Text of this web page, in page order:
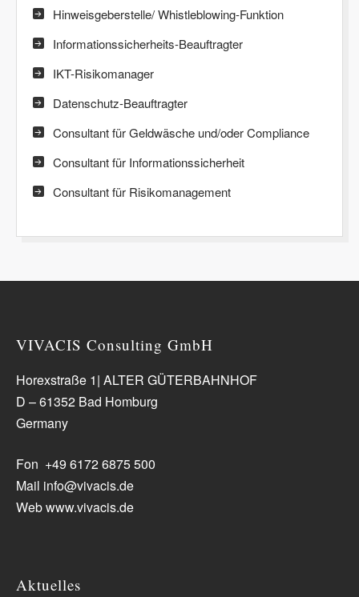
Hinweisgeberstelle/ Whistleblowing-Funktion
Informationssicherheits-Beauftragter
IKT-Risikomanager
Datenschutz-Beauftragter
Consultant für Geldwäsche und/oder Compliance
Consultant für Informationssicherheit
Consultant für Risikomanagement
VIVACIS Consulting GmbH
Horexstraße 1| ALTER GÜTERBAHNHOF
D – 61352 Bad Homburg
Germany
Fon +49 6172 6875 500
Mail info@vivacis.de
Web www.vivacis.de
Aktuelles